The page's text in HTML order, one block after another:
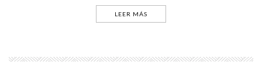
LEER MÁS